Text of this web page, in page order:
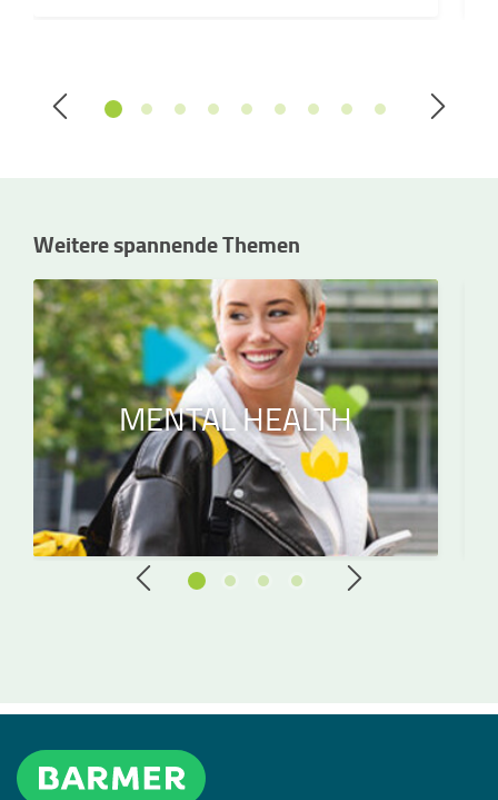
Weitere spannende Themen
MENTAL HEALTH